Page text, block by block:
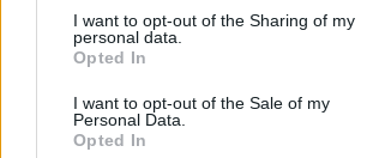
I want to opt-out of the Sharing of my
personal data.
Opted In
I want to opt-out of the Sale of my
Personal Data.
Opted In